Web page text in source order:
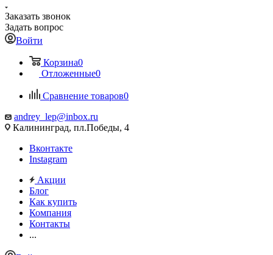
Заказать звонок
Задать вопрос
Войти
Корзина0
Отложенные0
Сравнение товаров0
andrey_lep@inbox.ru
Калининград, пл.Победы, 4
Вконтакте
Instagram
Акции
Блог
Как купить
Компания
Контакты
...